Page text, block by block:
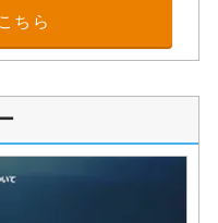
ちら